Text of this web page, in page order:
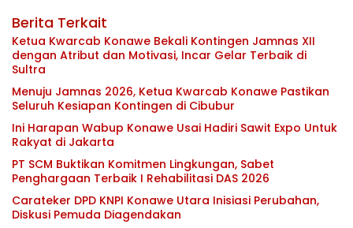
Berita Terkait
Ketua Kwarcab Konawe Bekali Kontingen Jamnas XII
dengan Atribut dan Motivasi, Incar Gelar Terbaik di
Sultra
Menuju Jamnas 2026, Ketua Kwarcab Konawe Pastikan
Seluruh Kesiapan Kontingen di Cibubur
Ini Harapan Wabup Konawe Usai Hadiri Sawit Expo Untuk
Rakyat di Jakarta
PT SCM Buktikan Komitmen Lingkungan, Sabet
Penghargaan Terbaik I Rehabilitasi DAS 2026
Carateker DPD KNPI Konawe Utara Inisiasi Perubahan,
Diskusi Pemuda Diagendakan